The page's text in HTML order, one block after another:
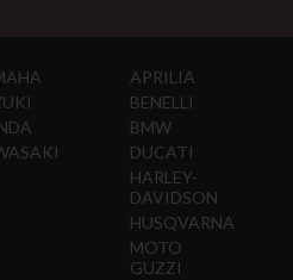
APRILIA
BENELLI
BMW
DUCATI
HARLEY-
DAVIDSON
HUSQVARNA
MOTO
GUZZI